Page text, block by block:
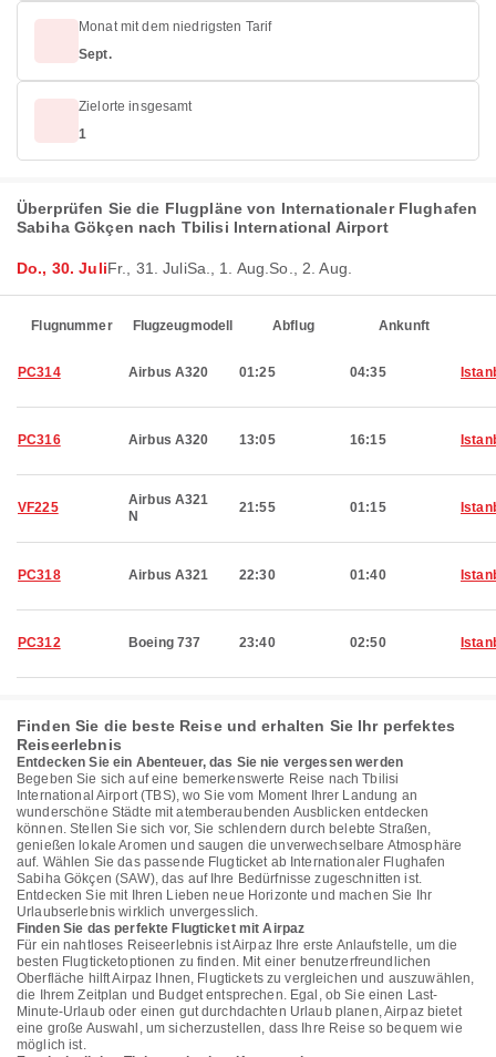
Monat mit dem niedrigsten Tarif
Sept.
Zielorte insgesamt
1
Überprüfen Sie die Flugpläne von Internationaler Flughafen
Sabiha Gökçen nach Tbilisi International Airport
Do., 30. JuliFr., 31. JuliSa., 1. Aug. So., 2. Aug.
Flugnummer Flugzeugmodell Abflug Ankunft
PC314 Airbus A320 01:25 04:35
PC316 Airbus A320 13:05 16:15
VF225
Airbus A321
N
21:55 01:15
PC318 Airbus A321 22:30 01:40
PC312 Boeing 737 23:40 02:50
Finden Sie die beste Reise und erhalten Sie Ihr perfektes
Reiseerlebnis
Entdecken Sie ein Abenteuer, das Sie nie vergessen werden
Begeben Sie sich auf eine bemerkenswerte Reise nach Tbilisi
International Airport (TBS), wo Sie vom Moment Ihrer Landung an
wunderschöne Städte mit atemberaubenden Ausblicken entdecken
können. Stellen Sie sich vor, Sie schlendern durch belebte Straßen,
genießen lokale Aromen und saugen die unverwechselbare Atmosphäre
auf. Wählen Sie das passende Flugticket ab Internationaler Flughafen
Sabiha Gökçen (SAW), das auf Ihre Bedürfnisse zugeschnitten ist.
Entdecken Sie mit Ihren Lieben neue Horizonte und machen Sie Ihr
Urlaubserlebnis wirklich unvergesslich.
Finden Sie das perfekte Flugticket mit Airpaz
Für ein nahtloses Reiseerlebnis ist Airpaz Ihre erste Anlaufstelle, um die
besten Flugticketoptionen zu finden. Mit einer benutzerfreundlichen
Oberfläche hilft Airpaz Ihnen, Flugtickets zu vergleichen und auszuwählen,
die Ihrem Zeitplan und Budget entsprechen. Egal, ob Sie einen Last-
Minute-Urlaub oder einen gut durchdachten Urlaub planen, Airpaz bietet
eine große Auswahl, um sicherzustellen, dass Ihre Reise so bequem wie
möglich ist.